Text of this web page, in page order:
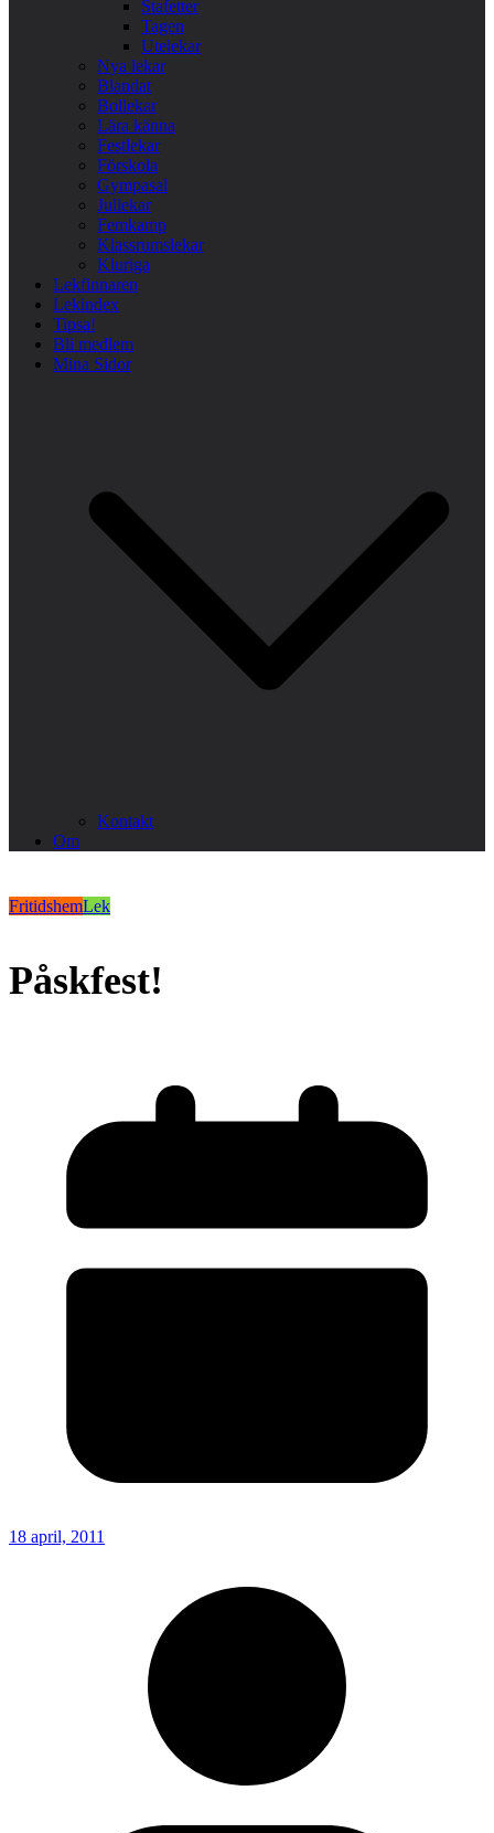
Stafetter
Tagen
Utelekar
Nya lekar
Blandat
Bollekar
Lära känna
Festlekar
Förskola
Gympasal
Jullekar
Femkamp
Klassrumslekar
Kluriga
Lekfinnaren
Lekindex
Tipsa!
Bli medlem
Mina Sidor
Kontakt
Om
FritidshemLek
Påskfest!
18 april, 2011